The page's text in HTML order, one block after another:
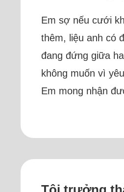
Em sợ nếu cưới
thêm, liệu anh có
đang đứng giữa
không muốn vì
Em mong nhận